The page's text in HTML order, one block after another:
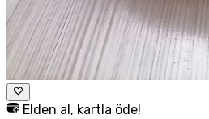
Elden al, kartla öde!